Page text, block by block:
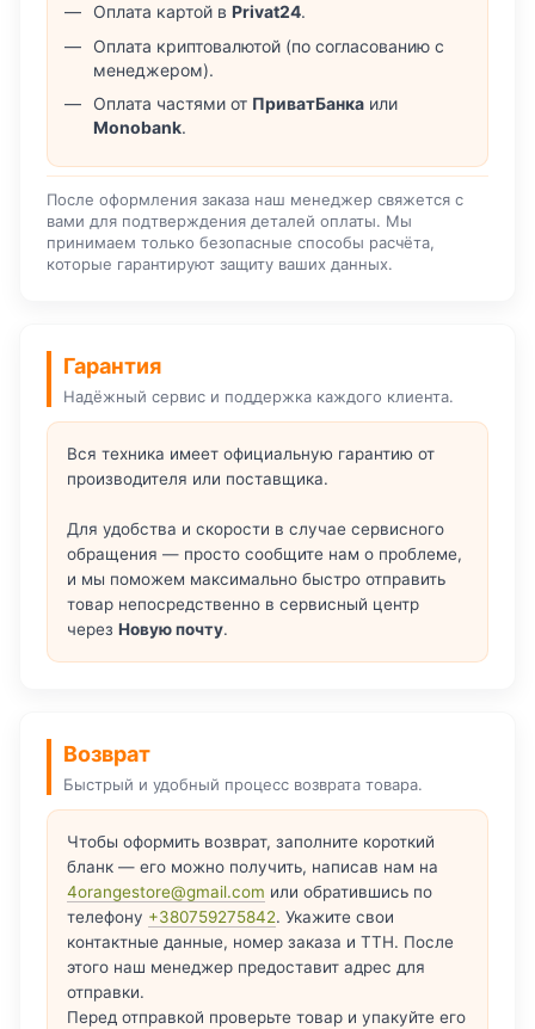
Оплата картой в Privat24.
Оплата криптовалютой (по согласованию с
менеджером).
Оплата частями от ПриватБанка или
Monobank.
После оформления заказа наш менеджер свяжется с
вами для подтверждения деталей оплаты. Мы
принимаем только безопасные способы расчёта,
которые гарантируют защиту ваших данных.
Гарантия
Надёжный сервис и поддержка каждого клиента.
Вся техника имеет официальную гарантию от
производителя или поставщика.
Для удобства и скорости в случае сервисного
обращения — просто сообщите нам о проблеме,
и мы поможем максимально быстро отправить
товар непосредственно в сервисный центр
через Новую почту.
Возврат
Быстрый и удобный процесс возврата товара.
Чтобы оформить возврат, заполните короткий
бланк — его можно получить, написав нам на
4orangestore@gmail.com или обратившись по
телефону +380759275842. Укажите свои
контактные данные, номер заказа и ТТН. После
этого наш менеджер предоставит адрес для
отправки.
Перед отправкой проверьте товар и упакуйте его